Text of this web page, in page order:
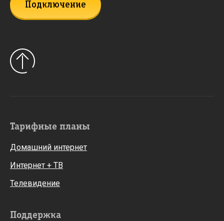
Подключение
Тарифные планы
Домашний интернет
Интернет + ТВ
Телевидение
Поддержка